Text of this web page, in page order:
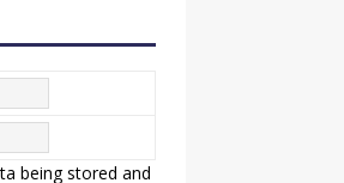
being stored and